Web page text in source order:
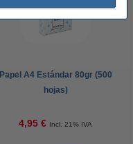
Papel A4 Estándar 80gr (500
hojas)
4,95 € Incl. 21% IVA